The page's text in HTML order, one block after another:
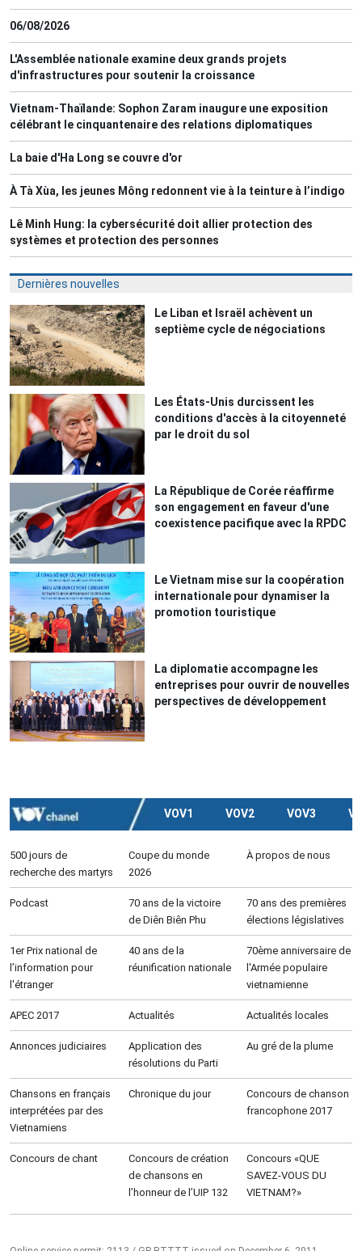
06/08/2026
L'Assemblée nationale examine deux grands projets
d'infrastructures pour soutenir la croissance
Vietnam-Thaïlande: Sophon Zaram inaugure une exposition
célébrant le cinquantenaire des relations diplomatiques
La baie d'Ha Long se couvre d'or
À Tà Xùa, les jeunes Mông redonnent vie à la teinture à l’indigo
Lê Minh Hung: la cybersécurité doit allier protection des
systèmes et protection des personnes
Dernières nouvelles
Le Liban et Israël achèvent un
septième cycle de négociations
Les États-Unis durcissent les
conditions d'accès à la citoyenneté
par le droit du sol
La République de Corée réaffirme
son engagement en faveur d'une
coexistence pacifique avec la RPDC
Le Vietnam mise sur la coopération
internationale pour dynamiser la
promotion touristique
La diplomatie accompagne les
entreprises pour ouvrir de nouvelles
perspectives de développement
VOV1 VOV2 VOV3
500 jours de
recherche des martyrs
Coupe du monde
2026
À propos de nous
Podcast
70 ans de la victoire
de Diên Biên Phu
70 ans des premières
élections législatives
1er Prix national de
l’information pour
l'étranger
40 ans de la
réunification nationale
70ème anniversaire de
l'Armée populaire
vietnamienne
APEC 2017 Actualités Actualités locales
Annonces judiciaires
Application des
résolutions du Parti
Au gré de la plume
Chansons en français
interprétées par des
Vietnamiens
Chronique du jour
Concours de chanson
francophone 2017
Concours de chant
Concours de création
de chansons en
l’honneur de l’UIP 132
Concours «QUE
SAVEZ-VOUS DU
VIETNAM?»